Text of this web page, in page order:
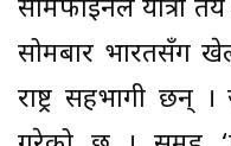
सेमिफाइनल यात्रा
सोमबार भारतसँग
राष्ट्र सहभागी छन्